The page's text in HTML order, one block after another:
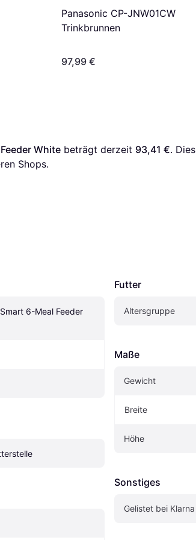
Panasonic CP-JNW01CW
Trinkbrunnen
97,99 €
White beträgt derzeit 93,41 €. Dies
Shops.
6-Meal Feeder
Futter
Altersgruppe
Maße
Gewicht
Breite
Höhe
Sonstiges
Gelistet bei Klarna